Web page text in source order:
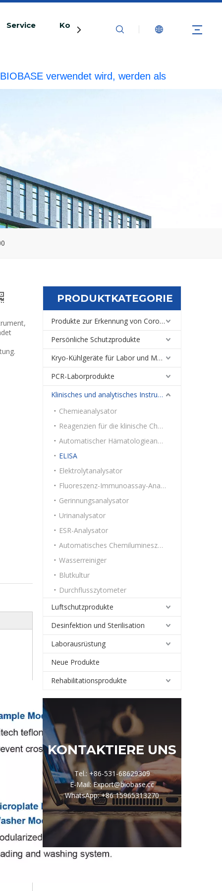
Service Kontaktiere uns
Haftung prüfen.20240510
PRODUKTKATEGORIE
Produkte zur Erkennung von Coronaviren
Persönliche Schutzprodukte
Kryo-Kühlgeräte für Labor und Medizin
PCR-Laborprodukte
Klinisches und analytisches Instrument
Chemieanalysator
Reagenzien für die klinische Chemie
Automatischer Hämatologieanalysator
ELISA
Elektrolytanalysator
Fluoreszenz-Immunoassay-Analysator
Gerinnungsanalysator
Urinanalysator
ESR-Analysator
Automatisches Chemilumineszenz-Immunoassay-System
Wasserreiniger
Blutkultur
Durchflusszytometer
Luftschutzprodukte
Desinfektion und Sterilisation
Laborausrüstung
Neue Produkte
Rehabilitationsprodukte
KONTAKTIERE UNS
Tel.: +86-531-68629309
E-Mail: Export@biobase.cc
WhatsApp: +86 15965313270